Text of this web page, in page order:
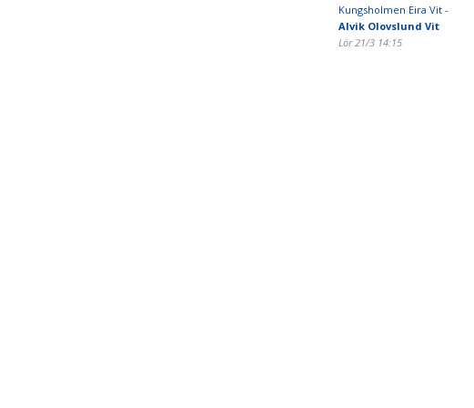
Kungsholmen Eira Vit -
Alvik Olovslund Vit
Lör 21/3 14:15